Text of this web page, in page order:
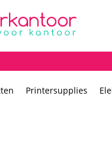
Printersupplies